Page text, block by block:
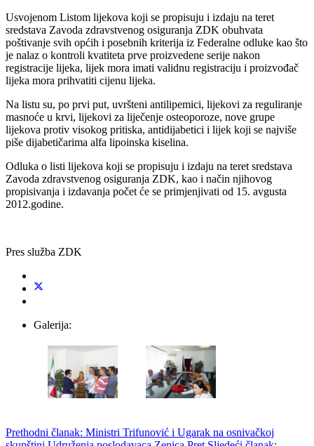
Usvojenom Listom lijekova koji se propisuju i izdaju na teret
sredstava Zavoda zdravstvenog osiguranja ZDK obuhvata
poštivanje svih općih i posebnih kriterija iz Federalne odluke kao što
je nalaz o kontroli kvatiteta prve proizvedene serije nakon
registracije lijeka, lijek mora imati validnu registraciju i proizvođač
lijeka mora prihvatiti cijenu lijeka.
Na listu su, po prvi put, uvršteni antilipemici, lijekovi za reguliranje
masnoće u krvi, lijekovi za liječenje osteoporoze, nove grupe
lijekova protiv visokog pritiska, antidijabetici i lijek koji se najviše
piše dijabetičarima alfa lipoinska kiselina.
Odluka o listi lijekova koji se propisuju i izdaju na teret sredstava
Zavoda zdravstvenog osiguranja ZDK, kao i način njihovog
propisivanja i izdavanja počet će se primjenjivati od 15. avgusta
2012.godine.
Pres služba ZDK
Galerija:
Prethodni članak: Ministri Trifunović i Ugarak na osnivačkoj